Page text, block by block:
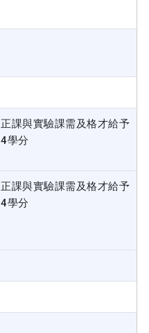
正課與實驗課需及格才給予
4學分
正課與實驗課需及格才給予
4學分